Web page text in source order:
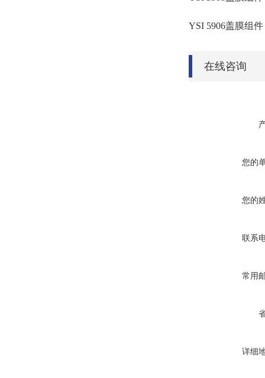
YSI 5906盖膜组
在线咨询
您的
您的
联系
常用
详细